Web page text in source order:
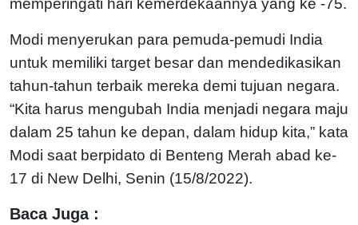
memperingati hari kemerdekaannya yang ke -75.
Modi menyerukan para pemuda-pemudi India
untuk memiliki target besar dan mendedikasikan
tahun-tahun terbaik mereka demi tujuan negara.
“Kita harus mengubah India menjadi negara maju
dalam 25 tahun ke depan, dalam hidup kita,” kata
Modi saat berpidato di Benteng Merah abad ke-
17 di New Delhi, Senin (15/8/2022).
Baca Juga :